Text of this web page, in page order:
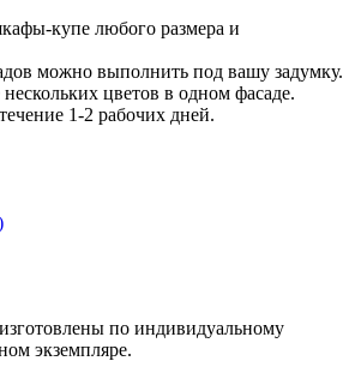
купе любого размера и
можно выполнить под вашу задумку.
цветов в одном фасаде.
1-2 рабочих дней.
по индивидуальному
экземпляре.